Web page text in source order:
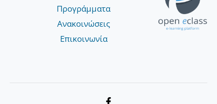
Προγράμματα
Ανακοινώσεις
Επικοινωνία